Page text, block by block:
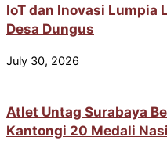
IoT dan Inovasi Lumpia
Desa Dungus
July 30, 2026
Atlet Untag Surabaya
Kantongi 20 Medali